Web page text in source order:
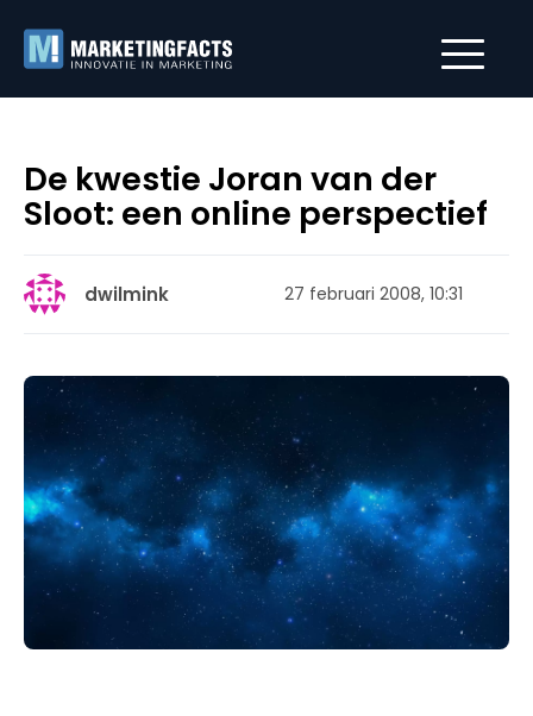
De kwestie Joran van der
Sloot: een online perspectief
dwilmink 27 februari 2008, 10:31